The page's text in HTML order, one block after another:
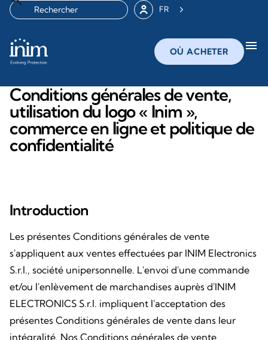
FR
OÙ ACHETER menu
Conditions générales de vente,
utilisation du logo « Inim »,
commerce en ligne et politique de
confidentialité
Introduction
Les présentes Conditions générales de vente
s'appliquent aux ventes effectuées par INIM Electronics
S.r.l., société unipersonnelle. L'envoi d'une commande
et/ou l'enlèvement de marchandises auprès d'INIM
ELECTRONICS S.r.l. impliquent l'acceptation des
présentes Conditions générales de vente dans leur
intégralité. Nos Conditions générales de vente